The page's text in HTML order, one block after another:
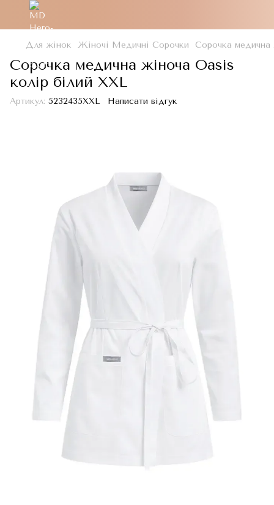
Для жінок Жіночі Медичні Сорочки Сорочка медична
Сорочка медична жіноча Oasis
колір білий XXL
Артикул: 5232435XXL Написати відгук